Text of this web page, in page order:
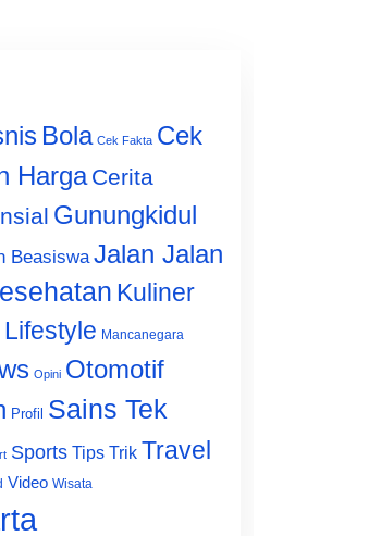
Bola Cek Fakta Cek
Harga Cerita
Gunungkidul
Beasiswa Jalan Jalan
Kuliner
Lifestyle Mancanegara
Opini Otomotif
Profil Sains Tek
Sports Tips Trik Travel
Video Wisata